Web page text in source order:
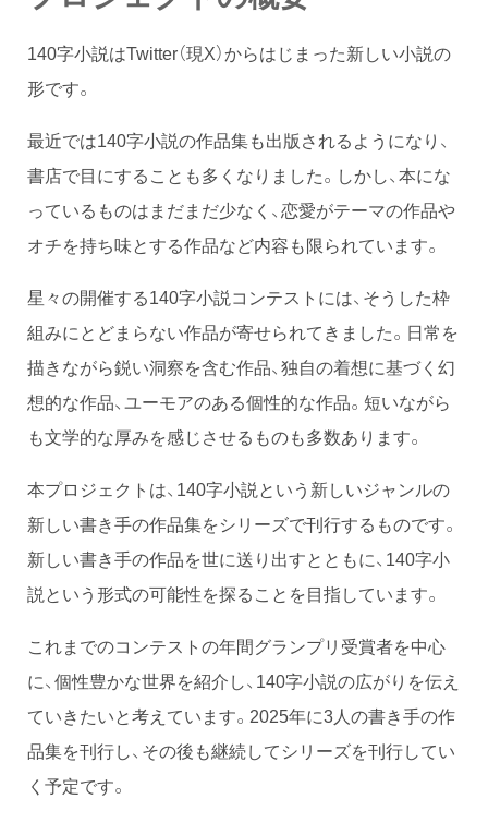
140字小説はTwitter（現X）からはじまった新しい小説の
形です。
最近では140字小説の作品集も出版されるようになり、
書店で目にすることも多くなりました。しかし、本にな
っているものはまだまだ少なく、恋愛がテーマの作品や
オチを持ち味とする作品など内容も限られています。
星々の開催する140字小説コンテストには、そうした枠
組みにとどまらない作品が寄せられてきました。日常を
描きながら鋭い洞察を含む作品、独自の着想に基づく幻
想的な作品、ユーモアのある個性的な作品。短いながら
も文学的な厚みを感じさせるものも多数あります。
本プロジェクトは、140字小説という新しいジャンルの
新しい書き手の作品集をシリーズで刊行するものです。
新しい書き手の作品を世に送り出すとともに、140字小
説という形式の可能性を探ることを目指しています。
これまでのコンテストの年間グランプリ受賞者を中心
に、個性豊かな世界を紹介し、140字小説の広がりを伝え
ていきたいと考えています。2025年に3人の書き手の作
品集を刊行し、その後も継続してシリーズを刊行してい
く予定です。